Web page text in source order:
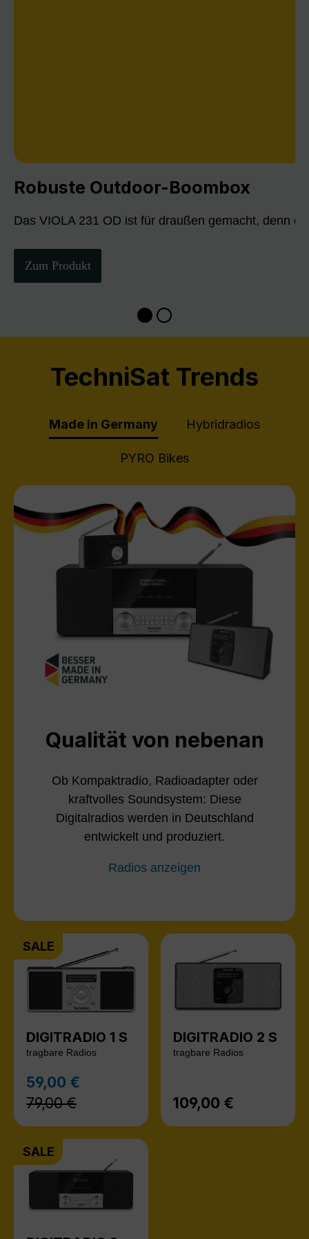
Robuste Outdoor-Boombox
Das VIOLA 231 OD ist für draußen gemacht, denn
Zum Produkt
TechniSat Trends
Made in Germany Hybridradios
PYRO Bikes
Qualität von nebenan
Ob Kompaktradio, Radioadapter oder
kraftvolles Soundsystem: Diese
Digitalradios werden in Deutschland
entwickelt und produziert.
Radios anzeigen
SALE
DIGITRADIO 1 S
tragbare Radios
Verkaufspreis:
59,00 €
79,00 €
DIGITRADIO 2 S
tragbare Radios
Regulärer Preis:
109,00 €
SALE